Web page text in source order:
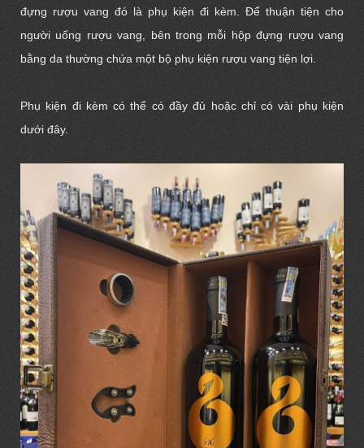
đựng rượu vang đó là phụ kiện đi kèm. Để thuận tiện cho
người uống rượu vang, bên trong mỗi hộp đựng rượu vang
bằng da thường chứa một bộ phụ kiện rượu vang tiện lợi.
Phụ kiện đi kèm có thể có đầy đủ hoặc chỉ có vài phụ kiện
dưới đây.